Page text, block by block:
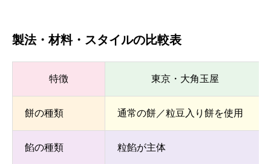
製法・材料・スタイルの比較表
特徴 東京・大角玉屋
餅の種類 通常の餅／粒豆入り餅を使用
餡の種類 粒餡が主体